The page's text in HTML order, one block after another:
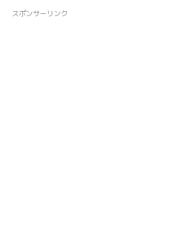
スポンサーリンク